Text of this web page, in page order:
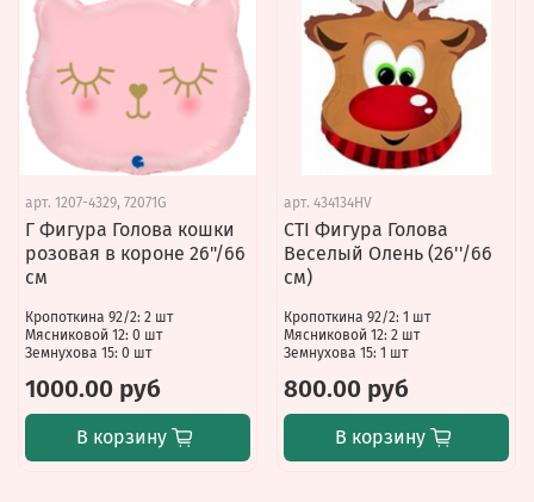
арт. 1207-4329, 72071G
Г Фигура Голова кошки
розовая в короне 26"/66
см
Кропоткина 92/2: 2 шт
Мясниковой 12: 0 шт
Земнухова 15: 0 шт
1000.00 руб
В корзину
арт. 434134HV
CTI Фигура Голова
Веселый Олень (26''/66
см)
Кропоткина 92/2: 1 шт
Мясниковой 12: 2 шт
Земнухова 15: 1 шт
800.00 руб
В корзину